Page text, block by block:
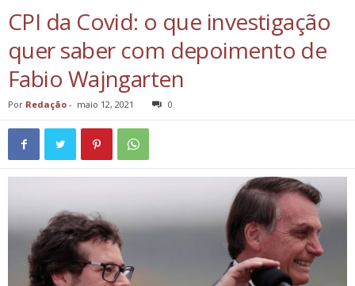
CPI da Covid: o que investigação
quer saber com depoimento de
Fabio Wajngarten
Por Redação - maio 12, 2021 0